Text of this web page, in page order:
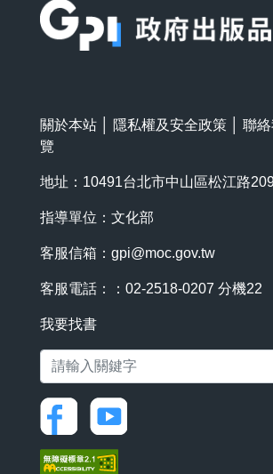
關於本站 隱私權及安全政策 聯
覽
地址：10491台北市中山區松江路
指導單位：文化部
客服信箱： gpi@moc.gov.tw
客服電話：：02-2518-0207 分機22
我要找書